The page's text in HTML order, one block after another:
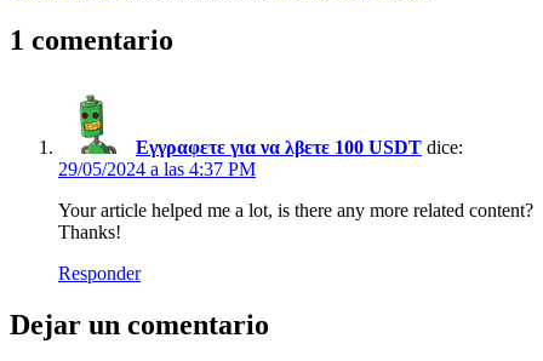
1 comentario
Εγγραφετε για να λβετε 100 USDT dice:
29/05/2024 a las 4:37 PM
Your article helped me a lot, is there any more related content?
Thanks!
Responder
Dejar un comentario